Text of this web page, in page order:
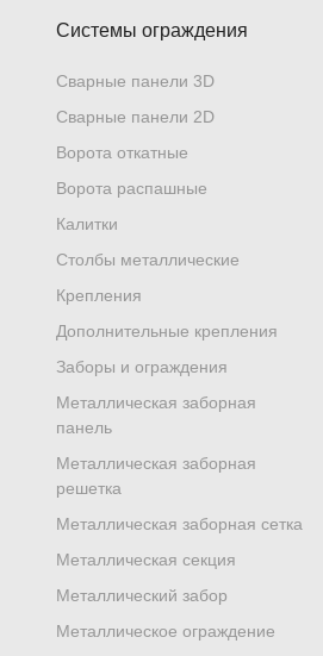
Системы ограждения
Сварные панели 3D
Сварные панели 2D
Ворота откатные
Ворота распашные
Калитки
Столбы металлические
Крепления
Дополнительные крепления
Заборы и ограждения
Металлическая заборная
панель
Металлическая заборная
решетка
Металлическая заборная сетка
Металлическая секция
Металлический забор
Металлическое ограждение